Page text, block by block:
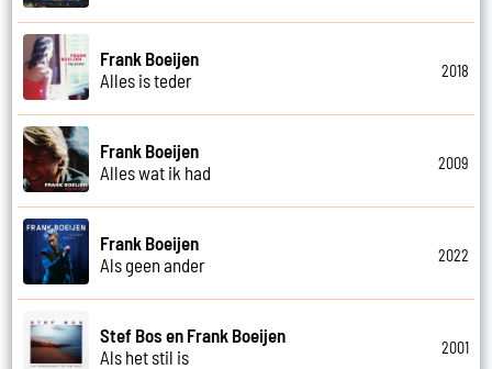
Frank Boeijen
Alles is teder
2018
Frank Boeijen
Alles wat ik had
2009
Frank Boeijen
Als geen ander
2022
Stef Bos en Frank Boeijen
Als het stil is
2001